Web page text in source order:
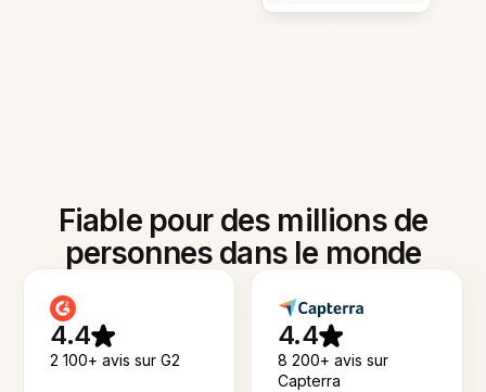
Fiable pour des millions de
personnes dans le monde
4.4
2 100+ avis sur G2
4.4
8 200+ avis sur
Capterra